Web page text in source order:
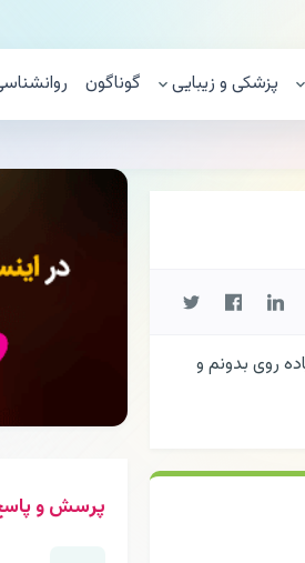
پزشکی و زیبایی گوناگون
روی بدونم و
پرسش و